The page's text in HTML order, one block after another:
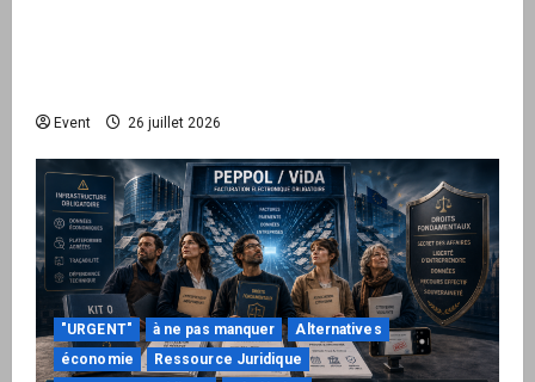
Event 26 juillet 2026
"URGENT" à ne pas manquer
Alternatives
économie
Ressource Juridique